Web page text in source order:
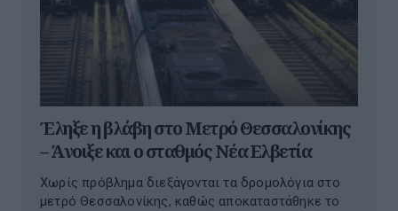
Έληξε η βλάβη στο Μετρό Θεσσαλονίκης
– Άνοιξε και ο σταθμός Νέα Ελβετία
Χωρίς πρόβλημα διεξάγονται τα δρομολόγια στο
μετρό Θεσσαλονίκης, καθώς αποκαταστάθηκε το